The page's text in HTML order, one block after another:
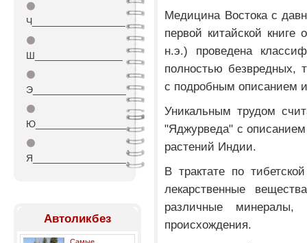
⚫
Ч_________________
⚫
Ш________________
⚫
Э_________________
⚫
Ю_________________
⚫
Я_________________
Автоликбез
Медицина Востока с
первой китайской
н.э.) проведена
полностью безвредных,
с подробным описанием
Уникальным трудом
"Яджурведа" с
растений Индии.
В трактате по
лекарственные
различные
происхождения.